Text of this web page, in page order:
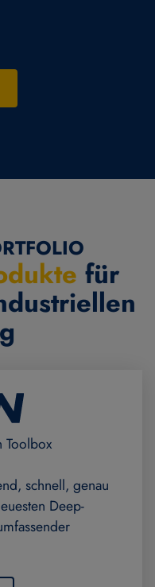
für
schnell, genau
Deep-